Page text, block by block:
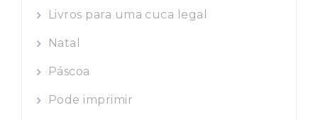
Livros para uma cuca legal
Natal
Páscoa
Pode imprimir